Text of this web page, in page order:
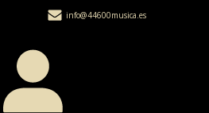
info@44600musica.es